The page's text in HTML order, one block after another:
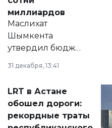
миллиардов
Маслихат
Шымкента
утвердил бюджет
города на 2026–
2028 годы.
документ
появился в базе
нормативных
31 декабря, 13:41
LRT в Астане
обошел дороги:
рекордные траты